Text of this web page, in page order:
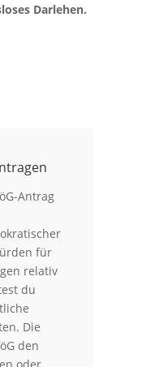
Darlehen.
Antrag
für
relativ
du
Die
den